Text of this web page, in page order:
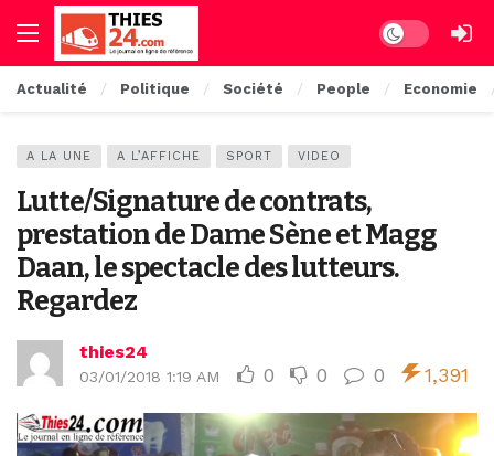
Dark mode
Actualité Politique Société People Economie
A LA UNE A L’AFFICHE SPORT VIDEO
Lutte/Signature de contrats,
prestation de Dame Sène et Magg
Daan, le spectacle des lutteurs.
Regardez
thies24
03/01/2018 1:19 AM 0 0 0 1,391